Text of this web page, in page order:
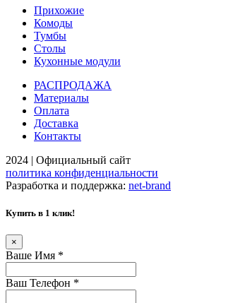
Прихожие
Комоды
Тумбы
Столы
Кухонные модули
РАСПРОДАЖА
Материалы
Оплата
Доставка
Контакты
2024 | Официальный сайт
политика конфиденциальности
Разработка и поддержка: net-brand
Купить в 1 клик!
×
Ваше Имя *
Ваш Телефон *